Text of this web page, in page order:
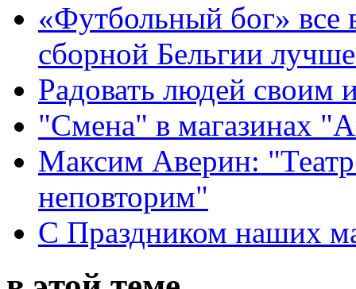
«Футбольный бог» все
сборной Бельгии
Радовать людей своим
"Смена" в магазинах
Максим Аверин:
неповторим"
С Праздником наших